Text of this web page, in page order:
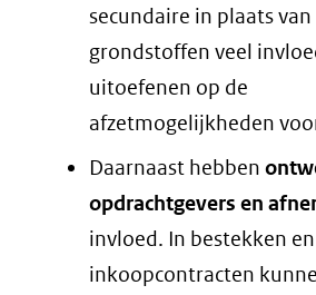
secundaire in plaats
grondstoffen veel
uitoefenen op de
afzetmogelijkheden
Daarnaast hebben
opdrachtgevers en
invloed. In bestekken en
inkoopcontracten